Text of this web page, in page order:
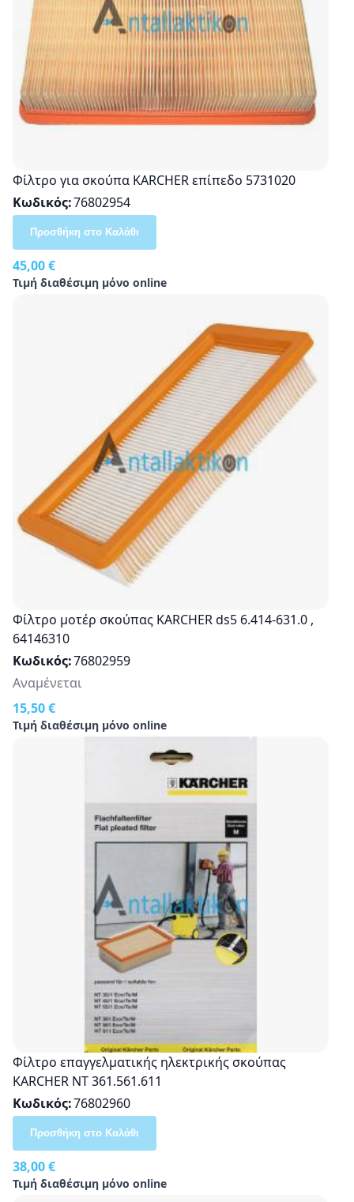
Φίλτρο για σκούπα KARCHER επίπεδο 5731020
Κωδικός 76802954
45,00 €
Τιμή διαθέσιμη μόνο online
Προσθήκη στο Καλάθι
Φίλτρο μοτέρ σκούπας KARCHER ds5 6.414-631.0 ,
64146310
Κωδικός 76802959
15,50 €
Τιμή διαθέσιμη μόνο online
Αναμένεται
Φίλτρο επαγγελματικής ηλεκτρικής σκούπας
KARCHER ΝΤ 361.561.611
Κωδικός 76802960
38,00 €
Τιμή διαθέσιμη μόνο online
Προσθήκη στο Καλάθι